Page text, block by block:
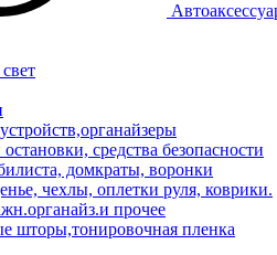
средства безопасности
домкраты, воронки
чехлы, оплетки руля, коврики.
прочее
шторы,тонировочная пленка